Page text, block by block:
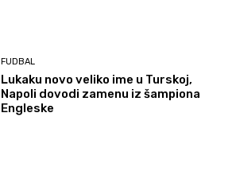
FUDBAL
Lukaku novo veliko ime u Turskoj,
Napoli dovodi zamenu iz šampiona
Engleske